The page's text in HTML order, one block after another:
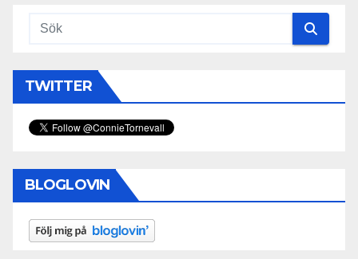
TWITTER
BLOGLOVIN